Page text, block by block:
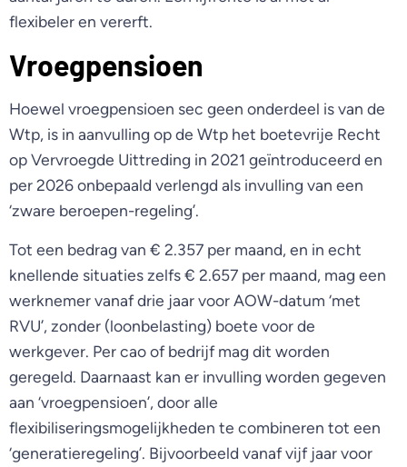
flexibeler en vererft.
Vroegpensioen
Hoewel vroegpensioen sec geen onderdeel is van de
Wtp, is in aanvulling op de Wtp het boetevrije Recht
op Vervroegde Uittreding in 2021 geïntroduceerd en
per 2026 onbepaald verlengd als invulling van een
‘zware beroepen-regeling’.
Tot een bedrag van € 2.357 per maand, en in echt
knellende situaties zelfs € 2.657 per maand, mag een
werknemer vanaf drie jaar voor AOW-datum ‘met
RVU’, zonder (loonbelasting) boete voor de
werkgever. Per cao of bedrijf mag dit worden
geregeld. Daarnaast kan er invulling worden gegeven
aan ‘vroegpensioen’, door alle
flexibiliseringsmogelijkheden te combineren tot een
‘generatieregeling’. Bijvoorbeeld vanaf vijf jaar voor